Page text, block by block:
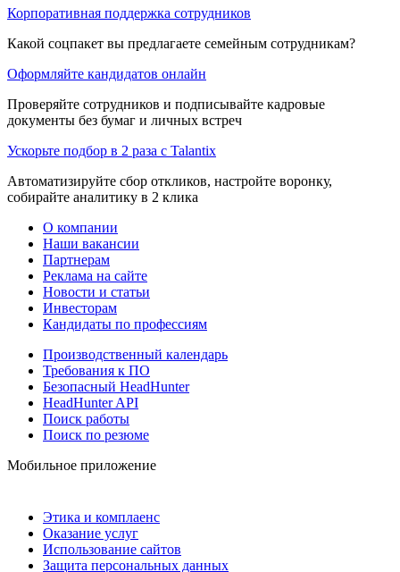
Корпоративная поддержка сотрудников
Какой соцпакет вы предлагаете семейным сотрудникам?
Оформляйте кандидатов онлайн
Проверяйте сотрудников и подписывайте кадровые
документы без бумаг и личных встреч
Ускорьте подбор в 2 раза с Talantix
Автоматизируйте сбор откликов, настройте воронку,
собирайте аналитику в 2 клика
О компании
Наши вакансии
Партнерам
Реклама на сайте
Новости и статьи
Инвесторам
Кандидаты по профессиям
Производственный календарь
Требования к ПО
Безопасный HeadHunter
HeadHunter API
Поиск работы
Поиск по резюме
Мобильное приложение
Этика и комплаенс
Оказание услуг
Использование сайтов
Защита персональных данных